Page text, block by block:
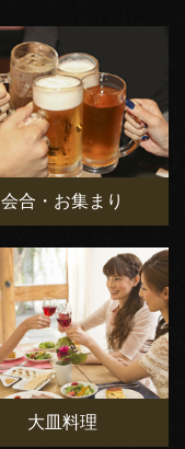
会合・お集まり
大皿料理